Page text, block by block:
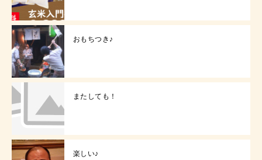
おもちつき♪
またしても！
楽しい♪